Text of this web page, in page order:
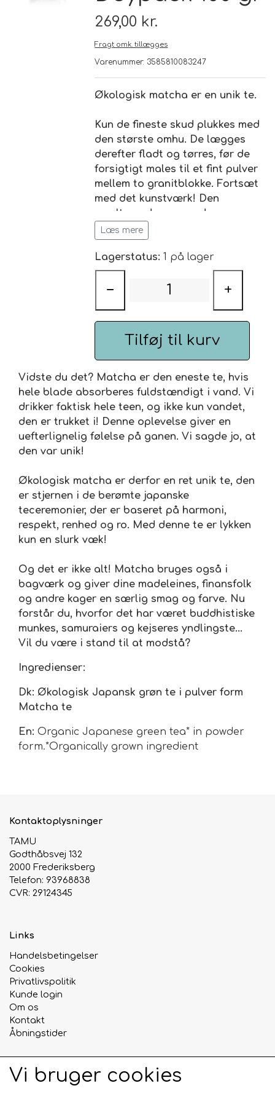
Brand
Te
Løsvægt teer
Sort Te
Grøn Te
Grøn Hvid Te
Hvid Te
Husets Teblandinger
Chaplon Te
Kusmi Te
Matcha te og tilbehør
Nyheder
Åbningstider
269,00 kr.
Fragt omk. tillægges
Varenummer: 3585810083247
Økologisk matcha er en unik te.
Kun de fineste skud plukkes med
den største omhu. De lægges
derefter fladt og tørres, før de
forsigtigt males til et fint pulver
mellem to granitblokke. Fortsæt
med det kunstværk! Den
resulterende smaragdgrønne
farve er virkelig uforlignelig.
Læs mere
Lagerstatus: 1 på lager
− +
Tilføj til kurv
Vidste du det? Matcha er den eneste te, hvis
hele blade absorberes fuldstændigt i vand. Vi
drikker faktisk hele teen, og ikke kun vandet,
den er trukket i! Denne oplevelse giver en
uefterlignelig følelse på ganen. Vi sagde jo, at
den var unik!
Økologisk matcha er derfor en ret unik te, den
er stjernen i de berømte japanske
teceremonier, der er baseret på harmoni,
respekt, renhed og ro. Med denne te er lykken
kun en slurk væk!
Og det er ikke alt! Matcha bruges også i
bagværk og giver dine madeleines, finansfolk
og andre kager en særlig smag og farve. Nu
forstår du, hvorfor det har været buddhistiske
munkes, samuraiers og kejseres yndlingste...
Vil du være i stand til at modstå?
Ingredienser:
Dk: Økologisk Japansk grøn te i pulver form
Matcha te
En: Organic Japanese green tea* in powder
form.*Organically grown ingredient
Kontaktoplysninger
TAMU
Godthåbsvej 132
2000 Frederiksberg
Telefon: 93968838
CVR: 29124345
Links
Handelsbetingelser
Cookies
Privatlivspolitik
Kunde login
Om os
Kontakt
Åbningstider
Sociale medier
Vi bruger cookies